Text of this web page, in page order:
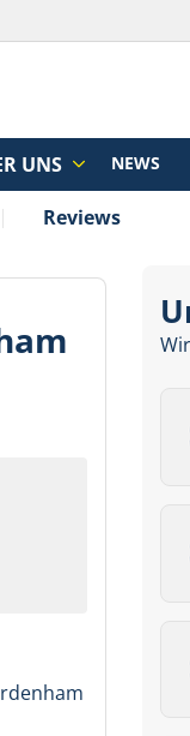
UNS NEWS
Reviews